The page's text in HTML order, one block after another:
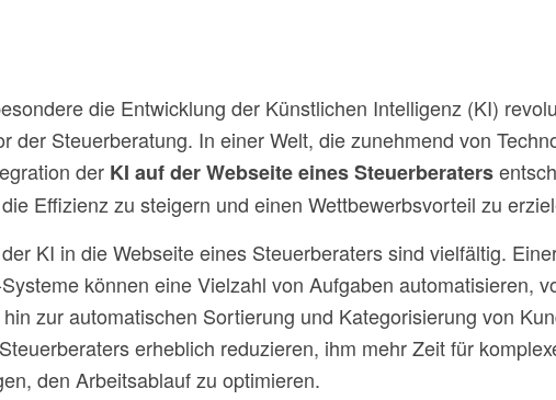
die Entwicklung der Künstlichen Intelligenz (KI)
der Steuerberatung. In einer Welt, die zunehmend von
der KI auf der Webseite eines Steuerberaters
Effizienz zu steigern und einen Wettbewerbsvorteil zu
KI in die Webseite eines Steuerberaters sind vielfältig.
können eine Vielzahl von Aufgaben automatisieren,
zur automatischen Sortierung und Kategorisierung von
erheblich reduzieren, ihm mehr Zeit für
den Arbeitsablauf zu optimieren.